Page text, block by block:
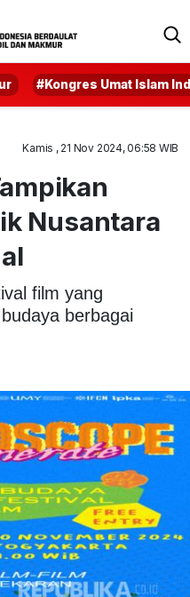
#Kongres Umat Islam
Kamis , 21 Nov 2024, 06:58 WIB
Nusantara
film yang
berbagai